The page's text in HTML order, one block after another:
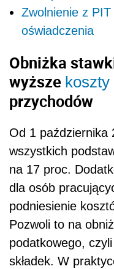
Zwolnienie z
oświadczenia
Obniżka
wyższe koszty
przychodów
Od 1 października
wszystkich
na 17 proc.
dla osób
podniesienie
Pozwoli to na
podatkowego,
składek. W